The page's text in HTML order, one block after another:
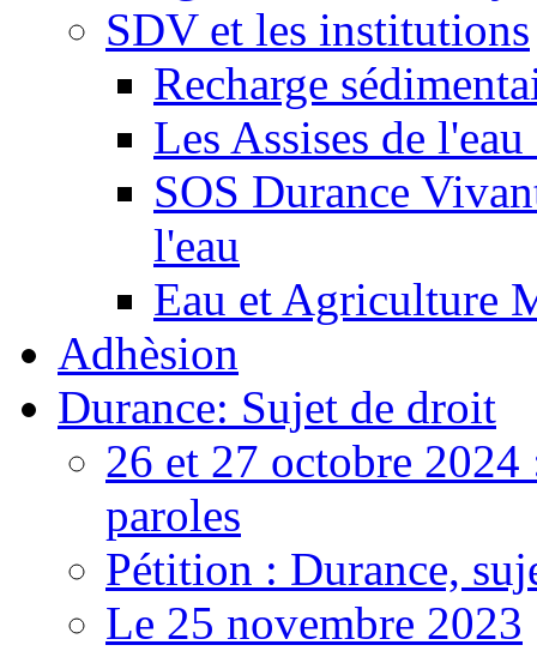
SDV et les institutions
Recharge
Les Assises de
SOS Durance
l'eau
Eau et Agriculture
Adhèsion
Durance: Sujet de droit
26 et 27 octobre 2024
paroles
Pétition : Durance,
Le 25 novembre 2023